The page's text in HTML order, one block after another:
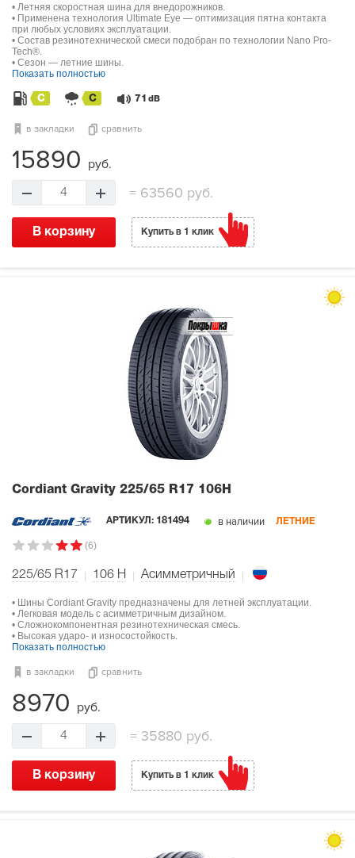
• Летняя скоростная шина для внедорожников.
• Применена технология Ultimate Eye — оптимизация пятна контакта
при любых условиях эксплуатации.
• Состав резинотехнической смеси подобран по технологии Nano Pro-
Tech®.
• Сезон — летние шины.
Показать полностью
C C 71 dB
в закладки сравнить
15890 руб.
4 =63560 руб.
В корзину Купить в 1 клик
Cordiant Gravity 225/65 R17 106H
АРТИКУЛ: 181494 в наличии ЛЕТНИЕ
(6)
225/65 R17 106 H Асимметричный
• Шины Cordiant Gravity предназначены для летней эксплуатации.
• Легковая модель с асимметричным дизайном.
• Сложнокомпонентная резинотехническая смесь.
• Высокая ударо- и износостойкость.
Показать полностью
в закладки сравнить
8970 руб.
4 =35880 руб.
В корзину Купить в 1 клик